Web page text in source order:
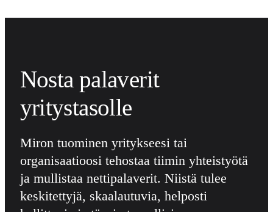
Nosta palaverit
yritystasolle
Miron tuominen yritykseesi tai
organisaatioosi tehostaa tiimin yhteistyötä
ja mullistaa nettipalaverit. Niistä tulee
keskitettyjä, skaalautuvia, helposti